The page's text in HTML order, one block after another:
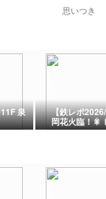
思いつき
泉 【鉄レポ
岡花火臨！🎇
にE653系「